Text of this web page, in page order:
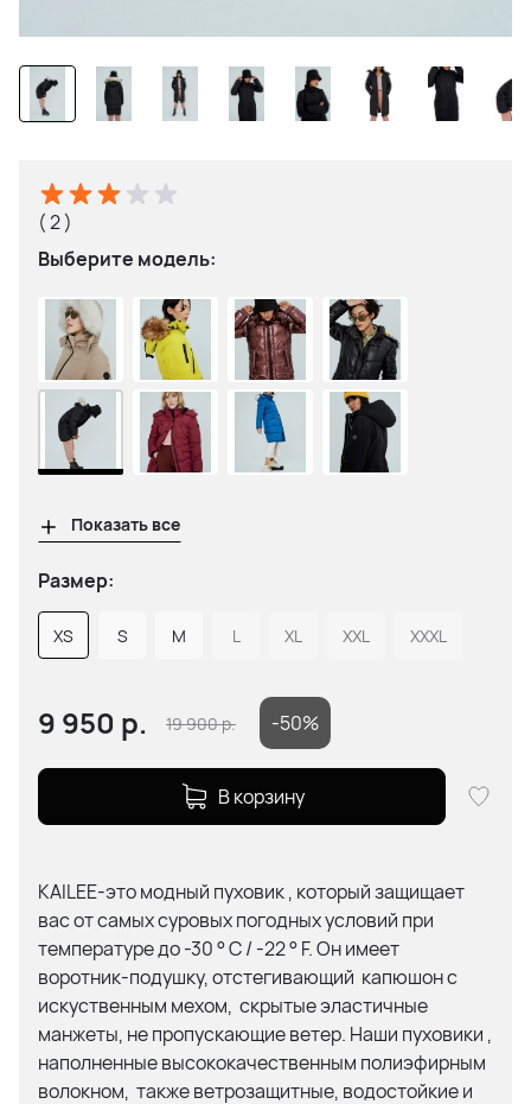
( 2 )
Выберите модель:
Показать все
Размер:
XS S M L XL XXL XXXL
9 950 р. 19 900р. -50%
В корзину
KAILEE-это модный пуховик , который защищает
вас от самых суровых погодных условий при
температуре до -30 ° C / -22 ° F.Он имеет
воротник-подушку, отстегивающий капюшон с
искуственным мехом, скрытые эластичные
манжеты, не пропускающие ветер. Наши пуховики ,
наполненные высококачественным полиэфирным
волокном, также ветрозащитные, водостойкие и